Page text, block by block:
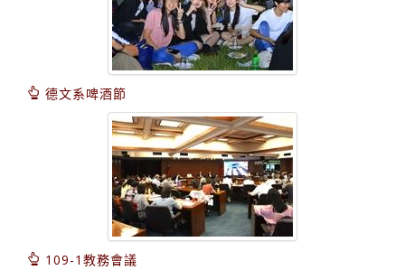
德文系啤酒節
109-1教務會議